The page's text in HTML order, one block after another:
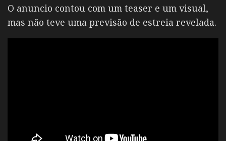
O anuncio contou com um teaser e um visual,
mas não teve uma previsão de estreia revelada.